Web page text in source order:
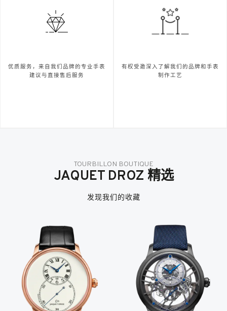
优质服务，来自我们品牌的专业手表
建议与直接售后服务
有权受邀深入了解我们的品牌和手表
制作工艺
TOURBILLON BOUTIQUE
JAQUET DROZ 精选
发现我们的收藏